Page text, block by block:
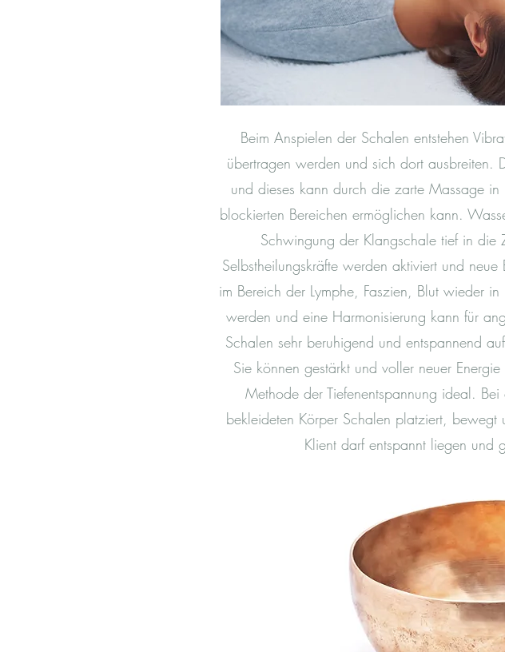
Beim Anspielen der Schalen entstehen
übertragen werden und sich dort ausbreiten.
und dieses kann durch die zarte Massage
blockierten Bereichen ermöglichen kann.
Schwingung der Klangschale tief in die
Selbstheilungskräfte werden aktiviert und
im Bereich der Lymphe, Faszien, Blut wieder
werden und eine Harmonisierung kann für
Schalen sehr beruhigend und entspannend
Sie können gestärkt und voller neuer
Methode der Tiefenentspannung ideal.
bekleideten Körper Schalen platziert,
Klient darf entspannt liegen und